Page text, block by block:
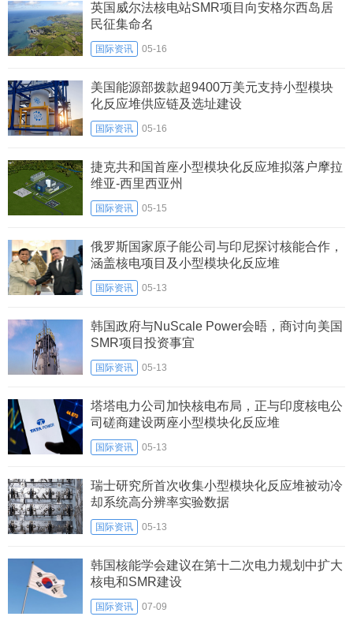
英国威尔法核电站SMR项目向安格尔西岛居
民征集命名
国际资讯 05-16
美国能源部拨款超9400万美元支持小型模块
化反应堆供应链及选址建设
国际资讯 05-16
捷克共和国首座小型模块化反应堆拟落户摩拉
维亚-西里西亚州
国际资讯 05-15
俄罗斯国家原子能公司与印尼探讨核能合作，
涵盖核电项目及小型模块化反应堆
国际资讯 05-13
韩国政府与NuScale Power会晤，商讨向美国
SMR项目投资事宜
国际资讯 05-13
塔塔电力公司加快核电布局，正与印度核电公
司磋商建设两座小型模块化反应堆
国际资讯 05-13
瑞士研究所首次收集小型模块化反应堆被动冷
却系统高分辨率实验数据
国际资讯 05-13
韩国核能学会建议在第十二次电力规划中扩大
核电和SMR建设
国际资讯 07-09